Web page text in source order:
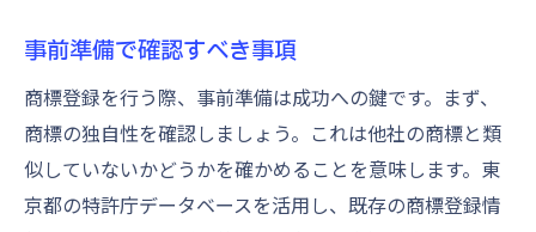
事前準備で確認すべき事項
商標登録を行う際、事前準備は成功への鍵です。まず、
商標の独自性を確認しましょう。これは他社の商標と類
似していないかどうかを確かめることを意味します。東
京都の特許庁データベースを活用し、既存の商標登録情